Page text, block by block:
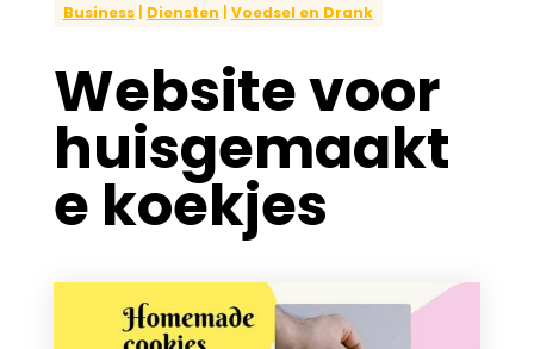
Business| Diensten Voedsel en Drank
Website voor
huisgemaakt
e koekjes